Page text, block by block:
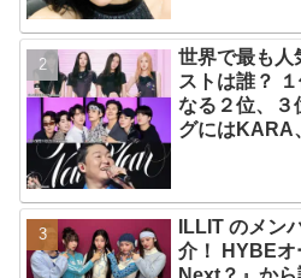
世界で最も人
ストは誰？
なる２位、
グにはKARA
ILLIT のメン
介！ HYBEオ